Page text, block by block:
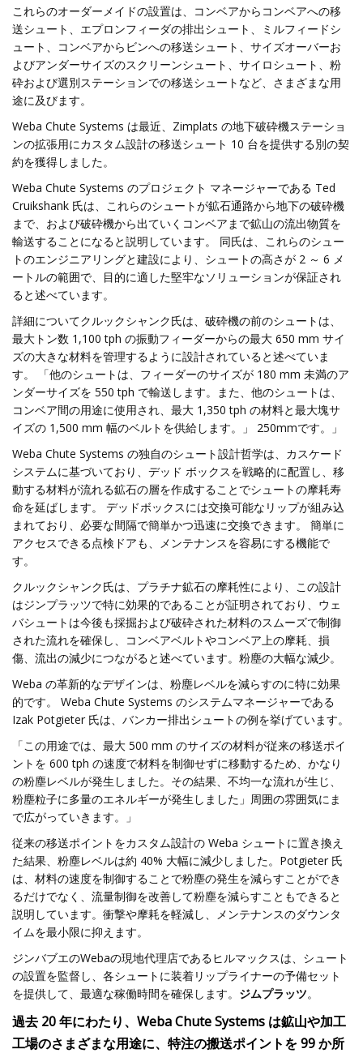
これらのオーダーメイドの設置は、コンベアからコンベアへの移
送シュート、エプロンフィーダの排出シュート、ミルフィードシ
ュート、コンベアからビンへの移送シュート、サイズオーバーお
よびアンダーサイズのスクリーンシュート、サイロシュート、粉
砕および選別ステーションでの移送シュートなど、さまざまな用
途に及びます。
Weba Chute Systems は最近、Zimplats の地下破砕機ステーショ
ンの拡張用にカスタム設計の移送シュート 10 台を提供する別の契
約を獲得しました。
Weba Chute Systems のプロジェクト マネージャーである Ted
Cruikshank 氏は、これらのシュートが鉱石通路から地下の破砕機
まで、および破砕機から出ていくコンベアまで鉱山の流出物質を
輸送することになると説明しています。 同氏は、これらのシュー
トのエンジニアリングと建設により、シュートの高さが 2 ～ 6 メ
ートルの範囲で、目的に適した堅牢なソリューションが保証され
ると述べています。
詳細についてクルックシャンク氏は、破砕機の前のシュートは、
最大トン数 1,100 tph の振動フィーダーからの最大 650 mm サイ
ズの大きな材料を管理するように設計されていると述べていま
す。 「他のシュートは、フィーダーのサイズが 180 mm 未満のア
ンダーサイズを 550 tph で輸送します。また、他のシュートは、
コンベア間の用途に使用され、最大 1,350 tph の材料と最大塊サ
イズの 1,500 mm 幅のベルトを供給します。」 250mmです。」
Weba Chute Systems の独自のシュート設計哲学は、カスケード
システムに基づいており、デッド ボックスを戦略的に配置し、移
動する材料が流れる鉱石の層を作成することでシュートの摩耗寿
命を延ばします。 デッドボックスには交換可能なリップが組み込
まれており、必要な間隔で簡単かつ迅速に交換できます。 簡単に
アクセスできる点検ドアも、メンテナンスを容易にする機能で
す。
クルックシャンク氏は、プラチナ鉱石の摩耗性により、この設計
はジンプラッツで特に効果的であることが証明されており、ウェ
バシュートは今後も採掘および破砕された材料のスムーズで制御
された流れを確保し、コンベアベルトやコンベア上の摩耗、損
傷、流出の減少につながると述べています。粉塵の大幅な減少。
Weba の革新的なデザインは、粉塵レベルを減らすのに特に効果
的です。 Weba Chute Systems のシステムマネージャーである
Izak Potgieter 氏は、バンカー排出シュートの例を挙げています。
「この用途では、最大 500 mm のサイズの材料が従来の移送ポイ
ントを 600 tph の速度で材料を制御せずに移動するため、かなり
の粉塵レベルが発生しました。その結果、不均一な流れが生じ、
粉塵粒子に多量のエネルギーが発生しました」周囲の雰囲気にま
で広がっていきます。」
従来の移送ポイントをカスタム設計の Weba シュートに置き換え
た結果、粉塵レベルは約 40% 大幅に減少しました。Potgieter 氏
は、材料の速度を制御することで粉塵の発生を減らすことができ
るだけでなく、流量制御を改善して粉塵を減らすこともできると
説明しています。衝撃や摩耗を軽減し、メンテナンスのダウンタ
イムを最小限に抑えます。
ジンバブエのWebaの現地代理店であるヒルマックスは、シュート
の設置を監督し、各シュートに装着リップライナーの予備セット
を提供して、最適な稼働時間を確保します。 ジムプラッツ。
過去 20 年にわたり、Weba Chute Systems は鉱山や加工
工場のさまざまな用途に、特注の搬送ポイントを 99 か所